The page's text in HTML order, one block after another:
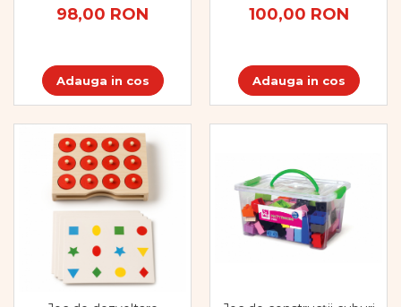
Stimulare olfactivă
Stimulare tactila
Stimulare vizuala
Terapie de integrare senzorială
98,00 RON
Adauga in cos
100,00 RON
Adauga in cos